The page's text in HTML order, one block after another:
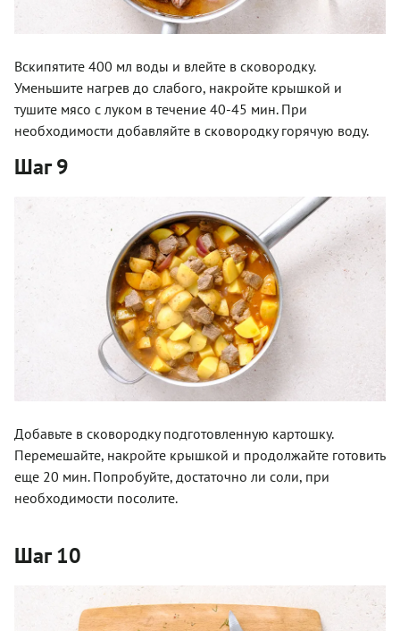
Вскипятите 400 мл воды и влейте в сковородку.
Уменьшите нагрев до слабого, накройте крышкой и
тушите мясо с луком в течение 40-45 мин. При
необходимости добавляйте в сковородку горячую воду.
Шаг 9
Добавьте в сковородку подготовленную картошку.
Перемешайте, накройте крышкой и продолжайте готовить
еще 20 мин. Попробуйте, достаточно ли соли, при
необходимости посолите.
Шаг 10